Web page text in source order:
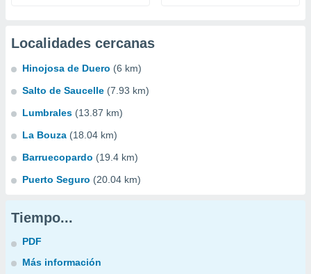
Localidades cercanas
Hinojosa de Duero (6 km)
Salto de Saucelle (7.93 km)
Lumbrales (13.87 km)
La Bouza (18.04 km)
Barruecopardo (19.4 km)
Puerto Seguro (20.04 km)
Tiempo...
PDF
Más información